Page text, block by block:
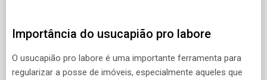
Importância do usucapião pro labore
O usucapião pro labore é uma importante ferramenta para
regularizar a posse de imóveis, especialmente aqueles que